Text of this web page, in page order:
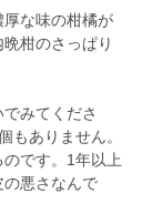
な味の柑橘が
柑のさっぱり
みてくださ
もありません。
です。1年以上
の悪さなんで